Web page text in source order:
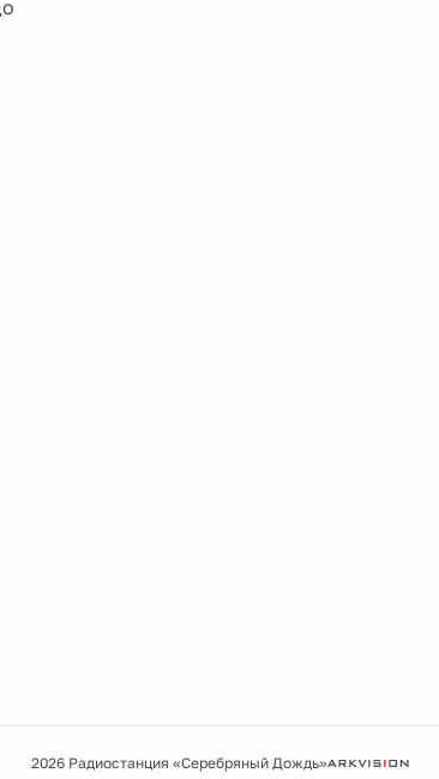
2026 Радиостанция «Серебряный Дождь»